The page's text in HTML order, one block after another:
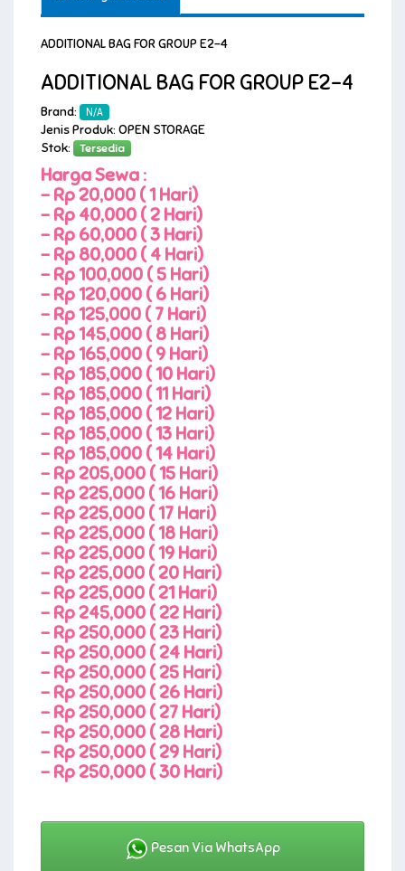
ADDITIONAL BAG FOR GROUP E2-4
ADDITIONAL BAG FOR GROUP E2-4
Brand: N/A
Jenis Produk: OPEN STORAGE
Stok:
Tersedia
Harga Sewa :
- Rp 20,000 ( 1 Hari)
- Rp 40,000 ( 2 Hari)
- Rp 60,000 ( 3 Hari)
- Rp 80,000 ( 4 Hari)
- Rp 100,000 ( 5 Hari)
- Rp 120,000 ( 6 Hari)
- Rp 125,000 ( 7 Hari)
- Rp 145,000 ( 8 Hari)
- Rp 165,000 ( 9 Hari)
- Rp 185,000 ( 10 Hari)
- Rp 185,000 ( 11 Hari)
- Rp 185,000 ( 12 Hari)
- Rp 185,000 ( 13 Hari)
- Rp 185,000 ( 14 Hari)
- Rp 205,000 ( 15 Hari)
- Rp 225,000 ( 16 Hari)
- Rp 225,000 ( 17 Hari)
- Rp 225,000 ( 18 Hari)
- Rp 225,000 ( 19 Hari)
- Rp 225,000 ( 20 Hari)
- Rp 225,000 ( 21 Hari)
- Rp 245,000 ( 22 Hari)
- Rp 250,000 ( 23 Hari)
- Rp 250,000 ( 24 Hari)
- Rp 250,000 ( 25 Hari)
- Rp 250,000 ( 26 Hari)
- Rp 250,000 ( 27 Hari)
- Rp 250,000 ( 28 Hari)
- Rp 250,000 ( 29 Hari)
- Rp 250,000 ( 30 Hari)
Pesan Via WhatsApp